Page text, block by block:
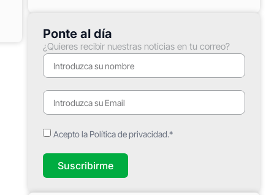
Ponte al día
¿Quieres recibir nuestras noticias en tu correo?
Acepto la Política de privacidad.*
Suscribirme